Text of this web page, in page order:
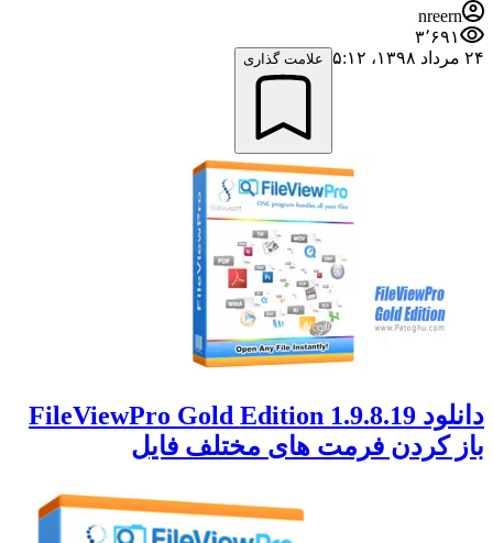
nreern
۳٬۶۹۱
۲۴ مرداد ۱۳۹۸،‏ ۵:۱۲
علامت گذاری
دانلود FileViewPro Gold Edition 1.9.8.19
باز کردن فرمت های مختلف فایل